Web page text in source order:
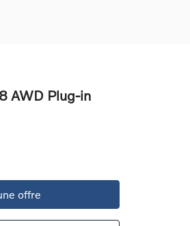
AWD Plug-in
offre